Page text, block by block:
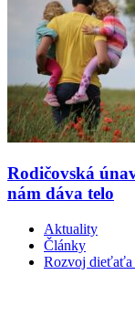
Rodičovská
nám dáva telo
Aktuality
Články
Rozvoj dieťaťa